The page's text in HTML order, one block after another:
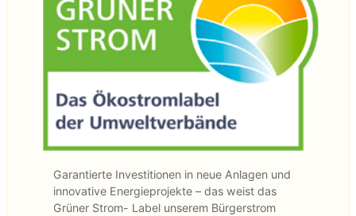
Garantierte Investitionen in neue Anlagen und
innovative Energieprojekte – das weist das
Grüner Strom- Label unserem Bürgerstrom